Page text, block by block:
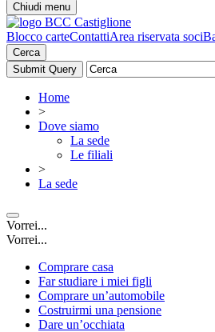
Chiudi menu
Blocco carteContattiArea riservata soci
Cerca
Home
>
Dove siamo
La sede
Le filiali
>
La sede
Vorrei...
Vorrei...
Comprare casa
Far studiare i miei figli
Comprare un’automobile
Costruirmi una pensione
Dare un’occhiata